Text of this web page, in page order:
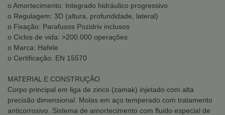
o Amortecimento: Integrado hidráulico progressivo
o Regulagem: 3D (altura, profundidade, lateral)
o Fixação: Parafusos Pozidriv inclusos
o Ciclos de vida: >200.000 operações
o Marca: Hafele
o Certificação: EN 15570
MATERIAL E CONSTRUÇÃO
Corpo principal em liga de zinco (zamak) injetado com alta
precisão dimensional. Molas em aço temperado com tratamento
anticorrosivo. Sistema de amortecimento com fluido especial de